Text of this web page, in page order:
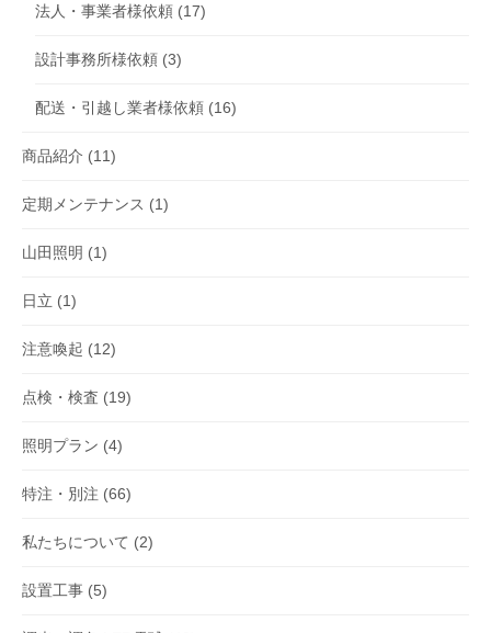
法人・事業者様依頼 (17)
設計事務所様依頼 (3)
配送・引越し業者様依頼 (16)
商品紹介 (11)
定期メンテナンス (1)
山田照明 (1)
日立 (1)
注意喚起 (12)
点検・検査 (19)
照明プラン (4)
特注・別注 (66)
私たちについて (2)
設置工事 (5)